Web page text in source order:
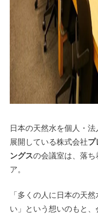
日本の天然水を個人・
展開している株式会社プ
ングスの会議室は、落ち
ア。
「多くの人に日本の天
い」という想いのもと